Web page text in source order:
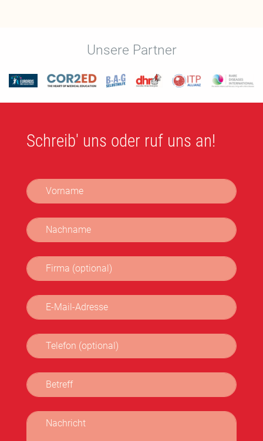
Unsere Partner
Schreib' uns oder ruf uns an!
Vorname
Nachname
Firma (optional)
E-Mail-Adresse
Telefon (optional)
Betreff
Nachricht